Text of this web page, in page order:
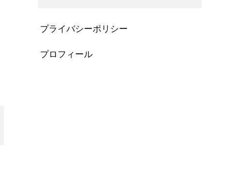
プライバシーポリシー
プロフィール